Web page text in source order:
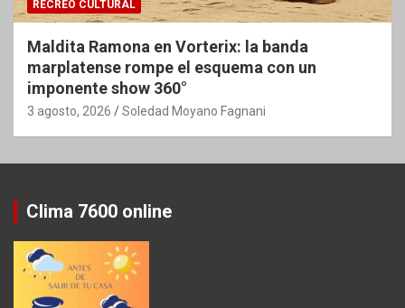
RECREO CULTURAL
Maldita Ramona en Vorterix: la banda
marplatense rompe el esquema con un
imponente show 360°
3 agosto, 2026 Soledad Moyano Fagnani
Clima 7600 online